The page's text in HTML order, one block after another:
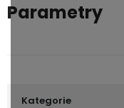
Parametry
Kategorie